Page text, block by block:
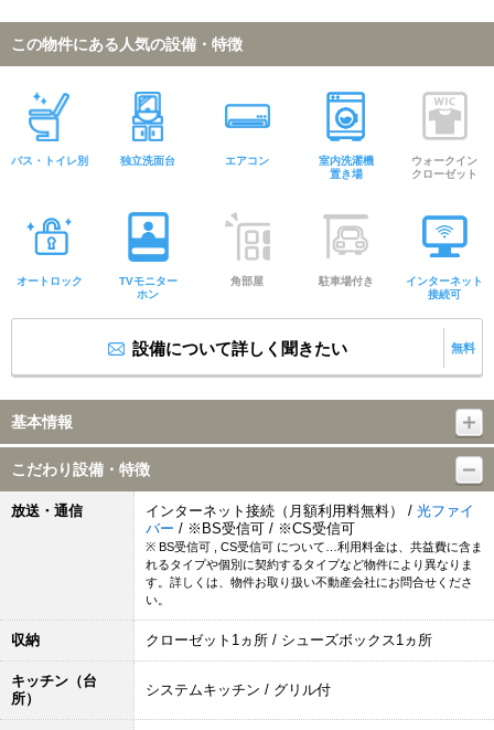
この物件にある人気の設備・特徴
バス・トイレ別 独立洗面台 エアコン
室内洗濯機
置き場
ウォークイン
クローゼット
オートロック
TVモニター
ホン
角部屋 駐車場付き
インターネット
接続可
設備について詳しく聞きたい 無料
基本情報
こだわり設備・特徴
放送・通信 インターネット接続（月額利用料無料） / 光ファイ
バー / ※BS受信可 / ※CS受信可
※ BS受信可 , CS受信可 について…利用料金は、共益費に含ま
れるタイプや個別に契約するタイプなど物件により異なりま
す。詳しくは、物件お取り扱い不動産会社にお問合せくださ
い。
収納 クローゼット1ヵ所 / シューズボックス1ヵ所
キッチン（台
所）
システムキッチン / グリル付